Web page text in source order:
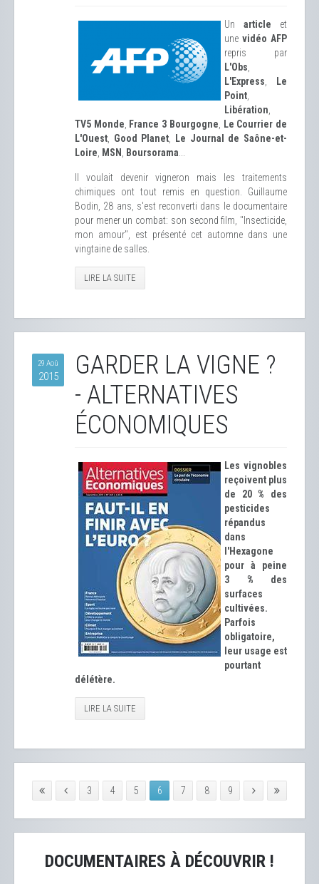
Un article et
une vidéo AFP
repris par
L'Obs,
L'Express,
Le
Point,
Libération,
TV5 Monde, France 3 Bourgogne, Le Courrier de
L'Ouest, Good Planet,
Le Journal de Saône-et-
Loire, MSN , Boursorama...
Il voulait devenir vigneron mais les traitements
chimiques ont tout remis en question. Guillaume
Bodin, 28 ans, s'est reconverti dans le documentaire
pour mener un combat: son second film, "Insecticide,
mon amour", est présenté cet automne dans une
vingtaine de salles.
LIRE LA SUITE
29 Aoû
2015
GARDER LA VIGNE ?
- ALTERNATIVES
ÉCONOMIQUES
Les vignobles
reçoivent plus
de 20 % des
pesticides
répandus
dans
l'Hexagone
pour à peine
3 % des
surfaces
cultivées.
Parfois
obligatoire,
leur usage est
pourtant
délétère.
LIRE LA SUITE
3 4 5 6 7 8 9
DOCUMENTAIRES À DÉCOUVRIR !